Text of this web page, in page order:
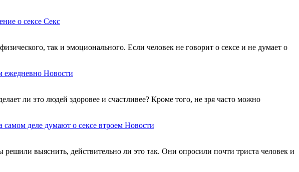
о сексе Секс
так и эмоционального. Если человек не говорит о сексе и не думает о
ежедневно Новости
ли это людей здоровее и счастливее? Кроме того, не зря часто можно
самом деле думают о сексе втроем Новости
выяснить, действительно ли это так. Они опросили почти триста человек и